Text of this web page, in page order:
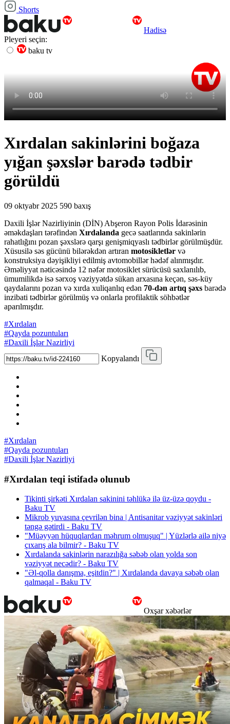
Shorts
Hadisə
Pleyeri seçin:
baku tv
Xırdalan sakinlərini boğaza
yığan şəxslər barədə tədbir
görüldü
09 oktyabr 2025 590 baxış
Daxili İşlər Nazirliyinin (DİN) Abşeron Rayon Polis İdarəsinin
əməkdaşları tərəfindən Xırdalanda gecə saatlarında sakinlərin
rahatlığını pozan şəxslərə qarşı genişmiqyaslı tədbirlər görülmüşdür.
Xüsusilə səs gücünü bilərəkdən artıran motosikletlər və
konstruksiya dəyişikliyi edilmiş avtomobillər hədəf alınmışdır.
Əməliyyat nəticəsində 12 nəfər motosiklet sürücüsü saxlanılıb,
ümumilikdə isə sərxoş vəziyyətdə sükan arxasına keçən, səs-küy
qaydalarını pozan və xırda xuliqanlıq edən 70-dən artıq şəxs barədə
inzibati tədbirlər görülmüş və onlarla profilaktik söhbətlər
aparılmışdır.
#Xırdalan
#Qayda pozuntuları
#Daxili İşlər Nazirliyi
Kopyalandı
#Xırdalan
#Qayda pozuntuları
#Daxili İşlər Nazirliyi
#Xırdalan teqi istifadə olunub
Tikinti şirkəti Xırdalan sakinini təhlükə ilə üz-üzə qoydu -
Baku TV
Mikrob yuvasına çevrilən bina | Antisanitar vəziyyət sakinləri
təngə gətirdi - Baku TV
"Müəyyən hüquqlardan məhrum olmuşuq" | Yüzlərlə ailə niyə
çıxarış ala bilmir? - Baku TV
Xırdalanda sakinlərin narazılığa səbəb olan yolda son
vəziyyət necədir? - Baku TV
"Əl-qolla danışma, eşitdin?" | Xırdalanda davaya səbəb olan
qalmaqal - Baku TV
Oxşar xəbərlər